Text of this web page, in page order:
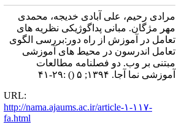
مرادی رحیم، علی آبادی خدیجه، محمدی
مهر مژگان. مبانی پداگوژیکی نظریه های
تعامل در آموزش از راه دور:بررسی الگوی
تعامل اندرسون در محیط های آموزشی
مبتنی بر وب. دو فصلنامه مطالعات
آموزشی نما آجا. ۱۳۹۴; ۵
() :۲۹-۴۱
URL:
http://nama.ajaums.ac.ir/article-۱-۱۱۷-
fa.html